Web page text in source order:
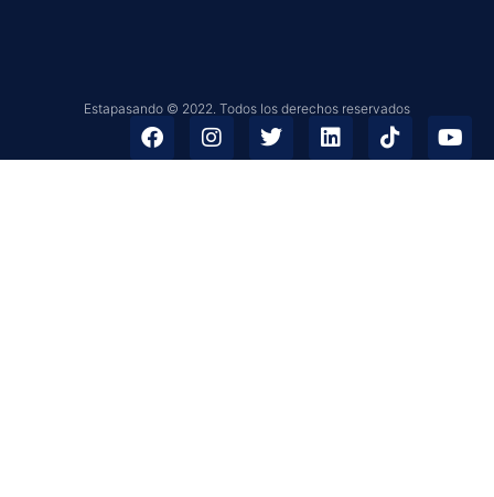
Estapasando © 2022. Todos los derechos reservados